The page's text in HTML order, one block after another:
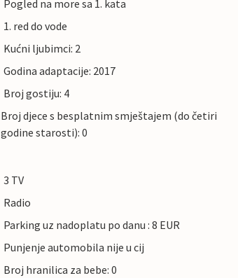
Pogled na more sa 1. kata
1. red do vode
Kućni ljubimci: 2
Godina adaptacije: 2017
Broj gostiju: 4
Broj djece s besplatnim smještajem (do četiri
godine starosti): 0
3 TV
Radio
Parking uz nadoplatu po danu : 8 EUR
Punjenje automobila nije u cij
Broj hranilica za bebe: 0